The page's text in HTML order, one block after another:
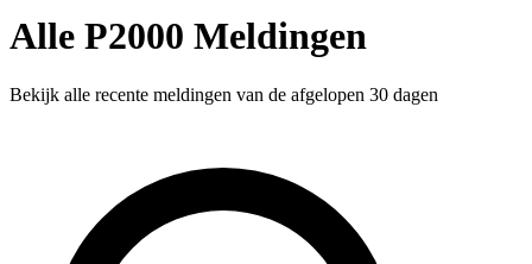
Alle P2000 Meldingen
Bekijk alle recente meldingen van de afgelopen 30 dagen